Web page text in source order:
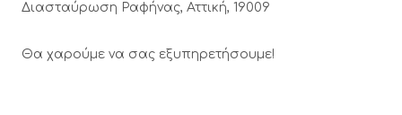
Διασταύρωση Ραφήνας, Αττική, 19009
Θα χαρούμε να σας εξυπηρετήσουμε!